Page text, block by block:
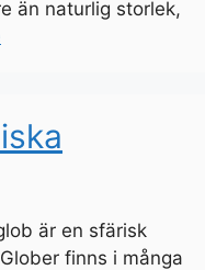
än naturlig storlek,
är en sfärisk
finns i många